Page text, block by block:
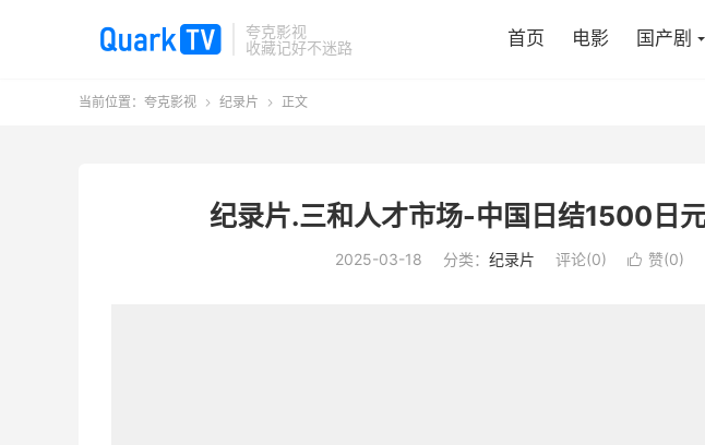
夸克影视
收藏记好不迷路
首页 电影 国产剧
当前位置： 夸克影视  纪录片  正文
纪录片.三和人才市场-中国日结1500日
2025-03-18 分类： 纪录片 评论(0)  赞(0)